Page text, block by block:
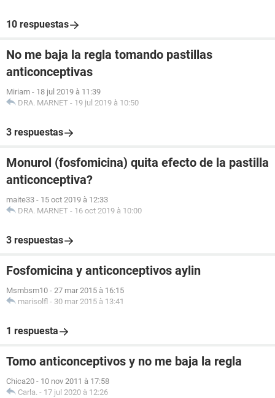
10 respuestas
No me baja la regla tomando pastillas
anticonceptivas
Miriam - 18 jul 2019 à 11:39
DRA. MARNET - 19 jul 2019 à 10:50
3 respuestas
Monurol (fosfomicina) quita efecto de la pastilla
anticonceptiva?
maite33 - 15 oct 2019 à 12:33
DRA. MARNET - 16 oct 2019 à 10:00
3 respuestas
Fosfomicina y anticonceptivos aylin
Msmbsm10 - 27 mar 2015 à 16:15
marisolfl - 30 mar 2015 à 13:41
1 respuesta
Tomo anticonceptivos y no me baja la regla
Chica20 - 10 nov 2011 à 17:58
Carla. - 17 jul 2020 à 12:26